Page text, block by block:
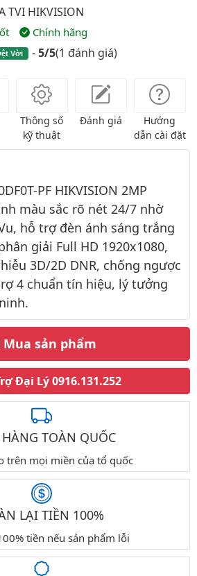
TVI HIKVISION
Chính hãng
Vời -5/5(1 đánh giá)
Thông số
kỹ thuật
Đánh giá
Hướng
dẫn cài đặt
PF HIKVISION 2MP
màu sắc rõ nét 24/7 nhờ
hỗ trợ đèn ánh sáng trắng
giải Full HD 1920x1080,
3D/2D DNR, chống ngược
4 chuẩn tín hiệu, lý tưởng
Mua sản phẩm
Đại Lý0916.131.252
TOÀN QUỐC
trên mọi miền của tổ quốc
LẠI TIỀN 100%
tiền nếu sản phẩm lỗi